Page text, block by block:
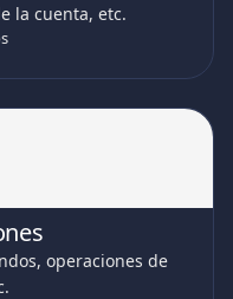
la cuenta, etc.
operaciones de